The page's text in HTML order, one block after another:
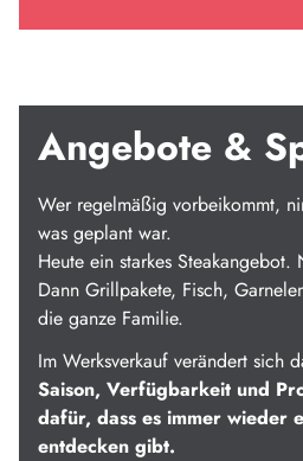
Angebote &
Wer regelmäßig vorbeikommt,
was geplant war.
Heute ein starkes
Dann Grillpakete, Fisch,
die ganze Familie.
Im Werksverkauf verändert sich
Saison, Verfügbarkeit und
dafür, dass es immer wieder
entdecken gibt.